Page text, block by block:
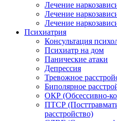
Лечение
Лечение
Лечение
Психиатрия
Консультация
Психиатр на дом
Панические атаки
Депрессия
Тревожное
Биполярное
ОКР (Обсессивно-
ПТСР
расстройство)